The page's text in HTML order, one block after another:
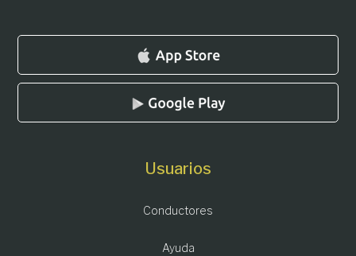
Usuarios
Conductores
Ayuda